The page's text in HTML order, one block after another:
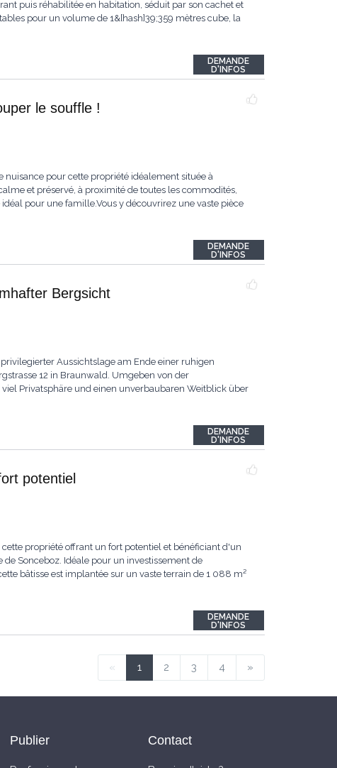
puis réhabilitée en habitation, séduit par son cachet et
pour un volume de 1&[hash]39;359 mètres cube, la
DEMANDE
D'INFOS
le souffle !
nuisance pour cette propriété idéalement située à
et préservé, à proximité de toutes les commodités,
pour une famille.Vous y découvrirez une vaste pièce
DEMANDE
D'INFOS
Bergsicht
Aussichtslage am Ende einer ruhigen
12 in Braunwald. Umgeben von der
Privatsphäre und einen unverbaubaren Weitblick über
DEMANDE
D'INFOS
potentiel
propriété offrant un fort potentiel et bénéficiant d'un
Sonceboz. Idéale pour un investissement de
bâtisse est implantée sur un vaste terrain de 1 088 m²
DEMANDE
D'INFOS
« 1 2 3 4 »
Publier Contact